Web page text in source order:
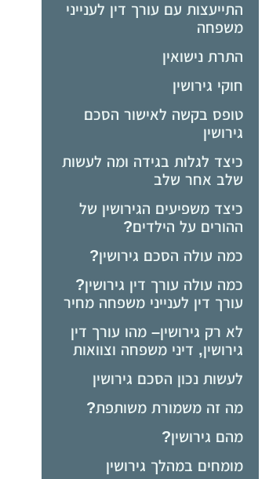
התייעצות עם עורך דין לענייני
משפחה
התרת נישואין
חוקי גירושין
טופס בקשה לאישור הסכם
גירושין
כיצד לגלות בגידה ומה לעשות
שלב אחר שלב
כיצד משפיעים הגירושין של
ההורים על הילדים?
כמה עולה הסכם גירושין?
כמה עולה עורך דין גירושין?
עורך דין לענייני משפחה מחיר
לא רק גירושין– מהו עורך דין
גירושין, דיני משפחה וצוואות
לעשות נכון הסכם גירושין
מה זה משמורת משותפת?
מהם גירושין?
מומחים במהלך גירושין